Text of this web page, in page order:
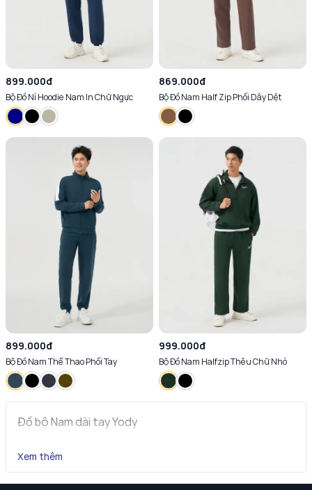
899.000đ
Bộ Đồ Nỉ Hoodie Nam In Chữ Ngực
869.000đ
Bộ Đồ Nam Half Zip Phối Dây Dệt
899.000đ
Bộ Đồ Nam Thể Thao Phối Tay
999.000đ
Bộ Đồ Nam Halfzip Thêu Chữ Nhỏ
Đồ bộ Nam dài tay Yody
Xem thêm